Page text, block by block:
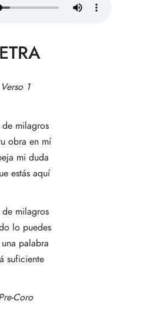
Verso 1
de milagros
obra en mí
mi duda
estás aquí
de milagros
lo puedes
palabra
suficiente
Coro